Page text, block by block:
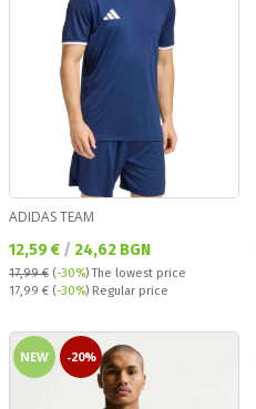
ADIDAS TEAM
Текуща цена:
12,59 € / 24,62 BGN
17,99 € (-30%)The lowest price
Regular price:
17,99 € (-30%) Regular price
NEW -20%